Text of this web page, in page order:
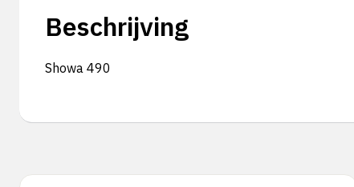
Beschrijving
Showa 490